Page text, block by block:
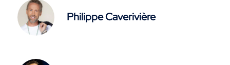
Philippe Caverivière